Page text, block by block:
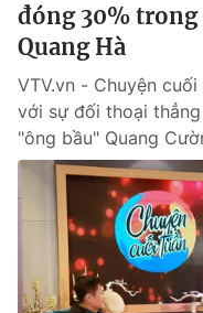
đóng 30% trong
Quang Hà
VTV.vn - Chuyện cuối
với sự đối thoại
"ông bầu" Quang